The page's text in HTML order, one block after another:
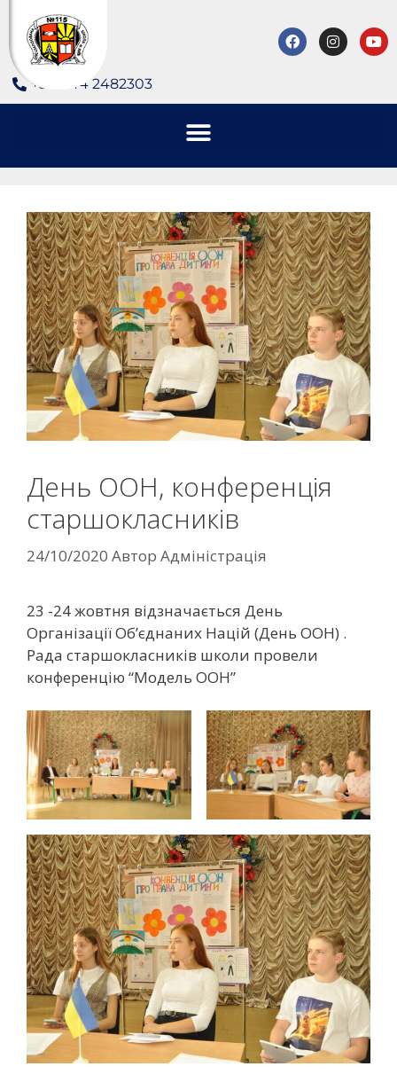
+380 44 2482303
День ООН, конференція
старшокласників
24/10/2020 Автор Адміністрація
23 -24 жовтня відзначається День
Організації Об’єднаних Націй (День ООН) .
Рада старшокласників школи провели
конференцію “Модель ООН”